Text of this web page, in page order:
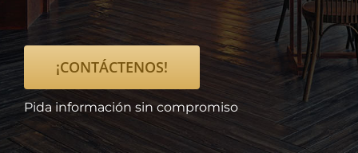
¡CONTÁCTENOS!
Pida información sin compromiso